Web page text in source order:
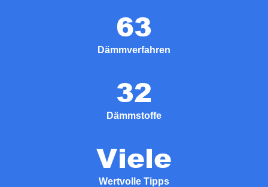
63
Dämmverfahren
32
Dämmstoffe
Viele
Wertvolle Tipps